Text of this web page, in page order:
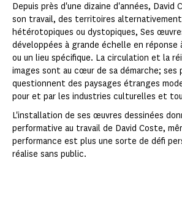
Depuis près d'une dizaine d'années,
son travail, des territoires
hétérotopiques ou dystopiques, Ses
développées à grande échelle en réponse
ou un lieu spécifique. La circulation et la
images sont au cœur de sa démarche; ses
questionnent des paysages étranges
pour et par les industries culturelles et
L'installation de ses œuvres dessinées
performative au travail de David Coste,
performance est plus une sorte de défi
réalise sans public.